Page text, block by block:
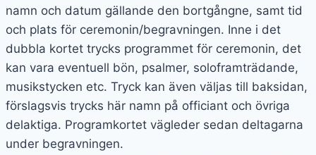
namn och datum gällande den bortgångne, samt tid
och plats för ceremonin/begravningen. Inne i det
dubbla kortet trycks programmet för ceremonin, det
kan vara eventuell bön, psalmer, soloframträdande,
musikstycken etc. Tryck kan även väljas till baksidan,
förslagsvis trycks här namn på officiant och övriga
delaktiga. Programkortet vägleder sedan deltagarna
under begravningen.